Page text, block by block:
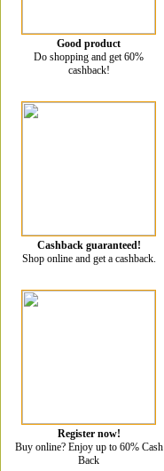
Good product
Do shopping and get 60%
cashback!
Cashback guaranteed!
Shop online and get a cashback.
Register now!
Buy online? Enjoy up to 60% Cash
Back